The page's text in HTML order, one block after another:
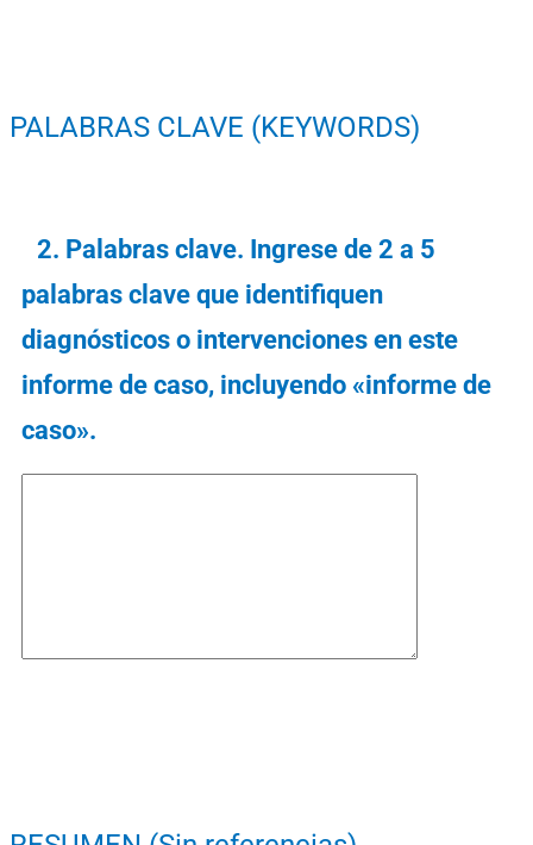
PALABRAS CLAVE (KEYWORDS)
2.⁠ ⁠Palabras clave. Ingrese de 2 a 5
palabras clave que identifiquen
diagnósticos o intervenciones en este
informe de caso, incluyendo «informe de
caso».